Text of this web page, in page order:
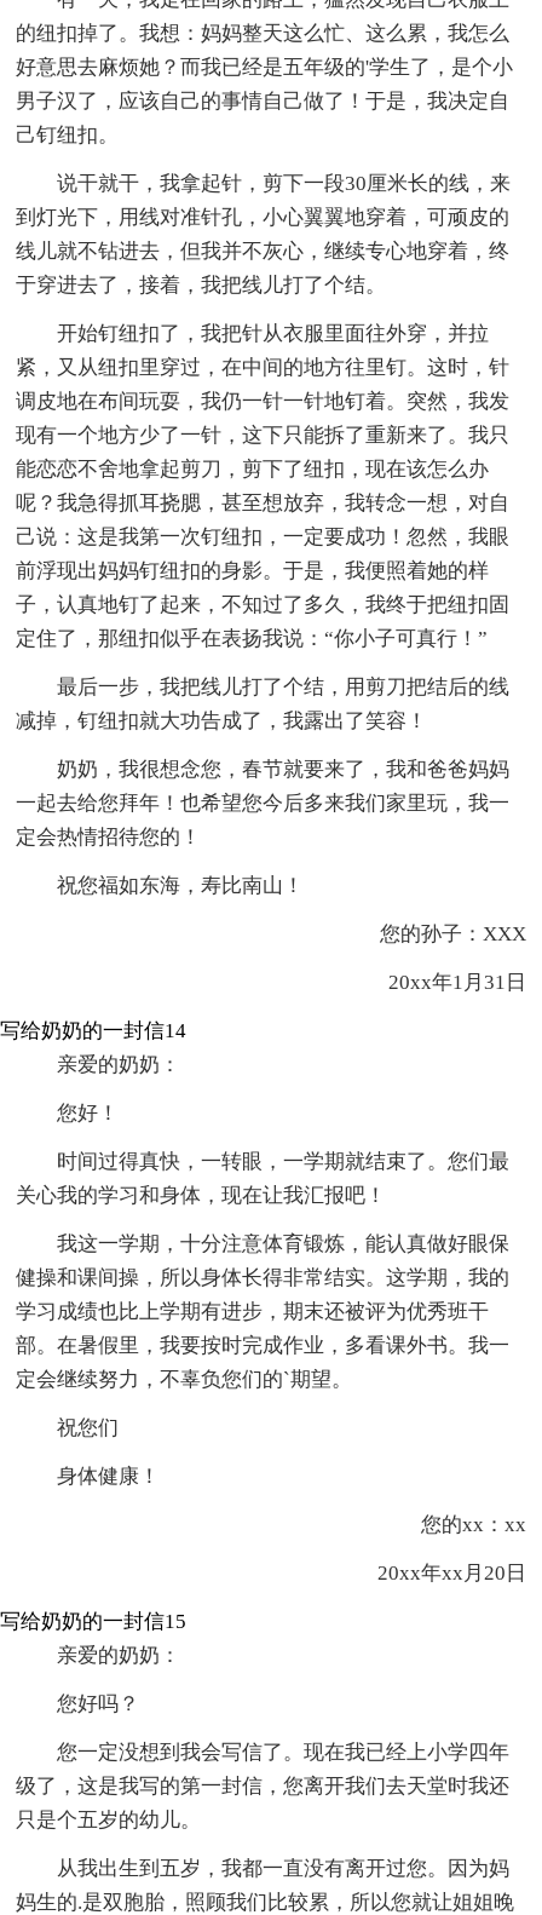
的纽扣掉了。我想：妈妈整天这么忙、这么累，我怎么
好意思去麻烦她？而我已经是五年级的'学生了，是个小
男子汉了，应该自己的事情自己做了！于是，我决定自
己钉纽扣。
说干就干，我拿起针，剪下一段30厘米长的线，来
到灯光下，用线对准针孔，小心翼翼地穿着，可顽皮的
线儿就不钻进去，但我并不灰心，继续专心地穿着，终
于穿进去了，接着，我把线儿打了个结。
开始钉纽扣了，我把针从衣服里面往外穿，并拉
紧，又从纽扣里穿过，在中间的地方往里钉。这时，针
调皮地在布间玩耍，我仍一针一针地钉着。突然，我发
现有一个地方少了一针，这下只能拆了重新来了。我只
能恋恋不舍地拿起剪刀，剪下了纽扣，现在该怎么办
呢？我急得抓耳挠腮，甚至想放弃，我转念一想，对自
己说：这是我第一次钉纽扣，一定要成功！忽然，我眼
前浮现出妈妈钉纽扣的身影。于是，我便照着她的样
子，认真地钉了起来，不知过了多久，我终于把纽扣固
定住了，那纽扣似乎在表扬我说：“你小子可真行！”
最后一步，我把线儿打了个结，用剪刀把结后的线
减掉，钉纽扣就大功告成了，我露出了笑容！
奶奶，我很想念您，春节就要来了，我和爸爸妈妈
一起去给您拜年！也希望您今后多来我们家里玩，我一
定会热情招待您的！
祝您福如东海，寿比南山！
您的孙子：XXX
20xx年1月31日
写给奶奶的一封信14
亲爱的奶奶：
您好！
时间过得真快，一转眼，一学期就结束了。您们最
关心我的学习和身体，现在让我汇报吧！
我这一学期，十分注意体育锻炼，能认真做好眼保
健操和课间操，所以身体长得非常结实。这学期，我的
学习成绩也比上学期有进步，期末还被评为优秀班干
部。在暑假里，我要按时完成作业，多看课外书。我一
定会继续努力，不辜负您们的`期望。
祝您们
身体健康！
您的xx：xx
20xx年xx月20日
写给奶奶的一封信15
亲爱的奶奶：
您好吗？
您一定没想到我会写信了。现在我已经上小学四年
级了，这是我写的第一封信，您离开我们去天堂时我还
只是个五岁的幼儿。
从我出生到五岁，我都一直没有离开过您。因为妈
妈生的.是双胞胎，照顾我们比较累，所以您就让姐姐晚